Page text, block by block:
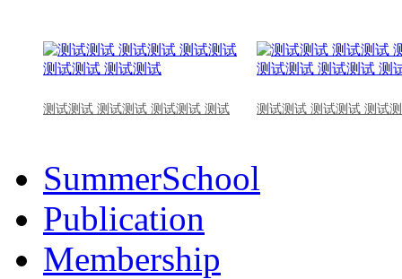
测试测试 测试测试 测试测试 测试 测试测试 测试测试 测试
SummerSchool
Publication
Membership